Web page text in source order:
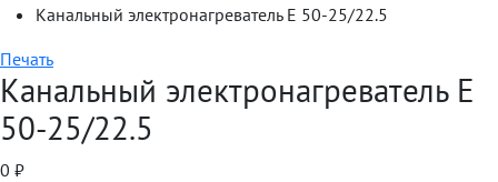
Канальный электронагреватель E 50-25/22.5
Печать
Канальный электронагреватель E
50-25/22.5
0 ₽